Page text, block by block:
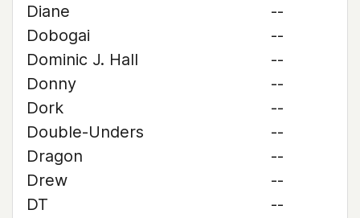
Diane
--
Dobogai
--
Dominic J. Hall
--
Donny
--
Dork
--
Double-Unders
--
Dragon
--
Drew
--
DT
--